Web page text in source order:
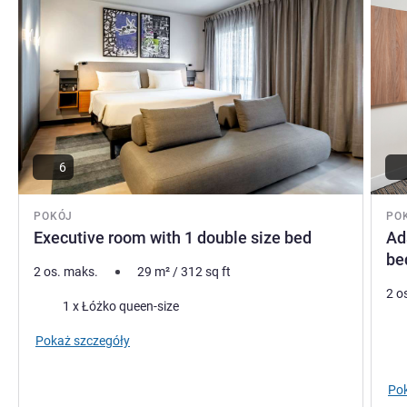
POKÓJ
Executive room with 1 double size bed
6
2 os. maks. 29 m²/312sq ft
Pościel1 x Łóżko queen-size
Pokaż szczegóły
2